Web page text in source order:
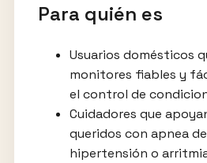
Para quién es
Usuarios domésticos
monitores fiables y
el control de
Cuidadores que
queridos con apnea
hipertensión o